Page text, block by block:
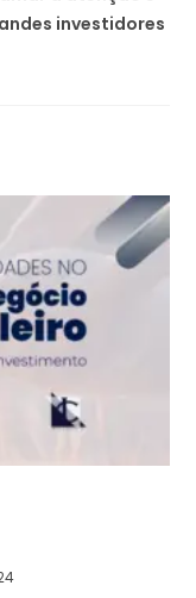
investidores